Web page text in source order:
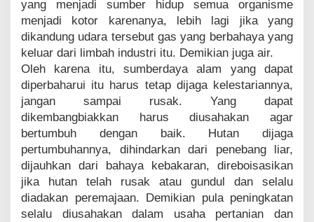
yang menjadi sumber hidup semua organisme
menjadi kotor karenanya, lebih lagi jika yang
dikandung udara tersebut gas yang berbahaya yang
keluar dari limbah industri itu. Demikian juga air.
Oleh karena itu, sumberdaya alam yang dapat
diperbaharui itu harus tetap dijaga kelestariannya,
jangan sampai rusak. Yang dapat
dikembangbiakkan harus diusahakan agar
bertumbuh dengan baik. Hutan dijaga
pertumbuhannya, dihindarkan dari penebang liar,
dijauhkan dari bahaya kebakaran, direboisasikan
jika hutan telah rusak atau gundul dan selalu
diadakan peremajaan. Demikian pula peningkatan
selalu diusahakan dalam usaha pertanian dan